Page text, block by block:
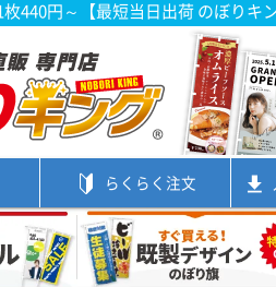
440円～【最短当日出荷 のぼりキン
らくらく注文